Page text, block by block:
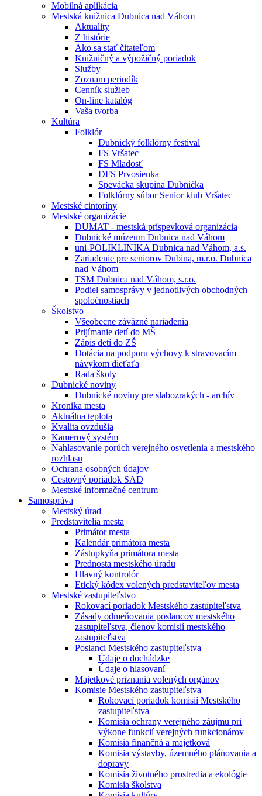
Mobilná aplikácia
Mestská knižnica Dubnica nad Váhom
Aktuality
Z histórie
Ako sa stať čitateľom
Knižničný a výpožičný poriadok
Služby
Zoznam periodík
Cenník služieb
On-line katalóg
Vaša tvorba
Kultúra
Folklór
Dubnický folklórny festival
FS Vršatec
FS Mladosť
DFS Prvosienka
Spevácka skupina Dubnička
Folklórny súbor Senior klub Vršatec
Mestské cintoríny
Mestské organizácie
DUMAT - mestská príspevková organizácia
Dubnické múzeum Dubnica nad Váhom
uni-POLIKLINIKA Dubnica nad Váhom, a.s.
Zariadenie pre seniorov Dubina, m.r.o. Dubnica
nad Váhom
TSM Dubnica nad Váhom, s.r.o.
Podiel samosprávy v jednotlivých obchodných
spoločnostiach
Školstvo
Všeobecne záväzné nariadenia
Prijímanie detí do MŠ
Zápis detí do ZŠ
Dotácia na podporu výchovy k stravovacím
návykom dieťaťa
Rada školy
Dubnické noviny
Dubnické noviny pre slabozrakých - archív
Kronika mesta
Aktuálna teplota
Kvalita ovzdušia
Kamerový systém
Nahlasovanie porúch verejného osvetlenia a mestského
rozhlasu
Ochrana osobných údajov
Cestovný poriadok SAD
Mestské informačné centrum
Samospráva
Mestský úrad
Predstavitelia mesta
Primátor mesta
Kalendár primátora mesta
Zástupkyňa primátora mesta
Prednosta mestského úradu
Hlavný kontrolór
Etický kódex volených predstaviteľov mesta
Mestské zastupiteľstvo
Rokovací poriadok Mestského zastupiteľstva
Zásady odmeňovania poslancov mestského
zastupiteľstva, členov komisií mestského
zastupiteľstva
Poslanci Mestského zastupiteľstva
Údaje o dochádzke
Údaje o hlasovaní
Majetkové priznania volených orgánov
Komisie Mestského zastupiteľstva
Rokovací poriadok komisií Mestského
zastupiteľstva
Komisia ochrany verejného záujmu pri
výkone funkcií verejných funkcionárov
Komisia finančná a majetková
Komisia výstavby, územného plánovania a
dopravy
Komisia životného prostredia a ekológie
Komisia školstva